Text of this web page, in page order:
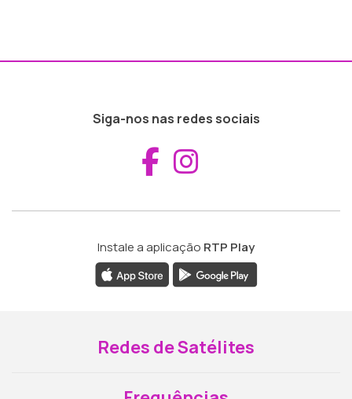
Siga-nos nas redes sociais
Aceder ao
Instale a aplicação RTP Play
Redes de Satélites